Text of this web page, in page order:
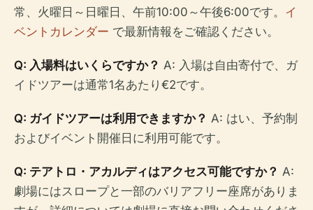
常、火曜日～日曜日、午前10:00～午後6:00です。 イ
ベントカレンダー で最新情報をご確認ください。
Q: 入場料はいくらですか？ A: 入場は自由寄付で、ガ
イドツアーは通常1名あたり€2です。
Q: ガイドツアーは利用できますか？ A: はい、予約制
およびイベント開催日に利用可能です。
Q: テアトロ・アカルディはアクセス可能ですか？ A:
劇場にはスロープと一部のバリアフリー座席がありま